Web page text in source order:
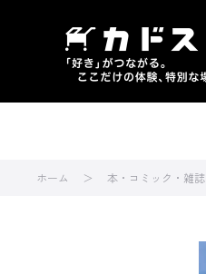
ホーム 本・コミック・雑誌